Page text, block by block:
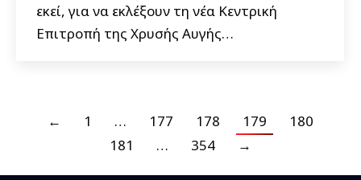
εκεί, για να εκλέξουν τη νέα Κεντρική
Επιτροπή της Χρυσής Αυγής…
← 1 … 177 178 179
180
181
… 354 →